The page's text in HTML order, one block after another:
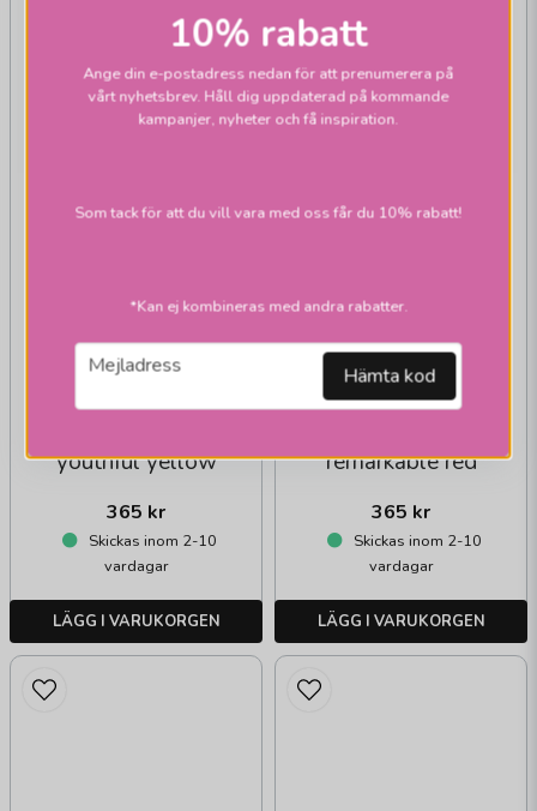
SPRING COPENHAGEN
youthful yellow
365 kr
Skickas inom 2-10
vardagar
LÄGG I VARUKORGEN
SPRING COPENHAGEN
Spring Birds
remarkable red
365 kr
Skickas inom 2-10
vardagar
LÄGG I VARUKORGEN
10% rabatt
Ange din e-postadress nedan för att prenumerera på
vårt nyhetsbrev. Håll dig uppdaterad på kommande
kampanjer, nyheter och få inspiration.
Som tack för att du vill vara med oss får du 10% rabatt!
*Kan ej kombineras med andra rabatter.
email
Mejladress Hämta kod